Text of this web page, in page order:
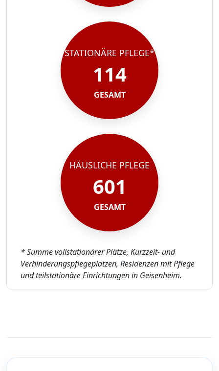
STATIONÄRE PFLEGE*
114
GESAMT
HÄUSLICHE PFLEGE
601
GESAMT
* Summe vollstationärer Plätze, Kurzzeit- und
Verhinderungspflegeplätzen, Residenzen mit Pflege
und teilstationäre Einrichtungen in Geisenheim.